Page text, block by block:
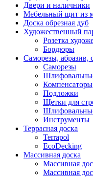
Двери и наличники
Мебельный щит из
Доска обрезная дуб
Художественный
Розетка
Бордюры
Саморезы, абразив,
Саморезы
Компенсаторы
Подложки
Щетки для
Инструменты
Террасная доска
Terrapol
EcoDecking
Массивная доска
Массивная
Массивная